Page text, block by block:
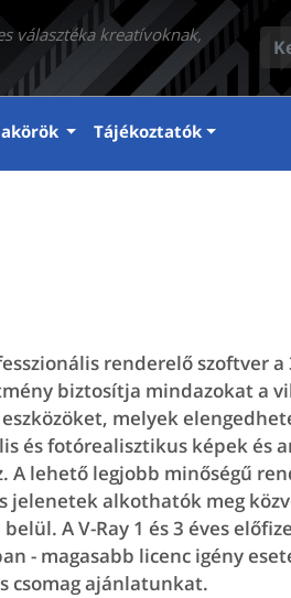
választéka kreatívoknak,
Tájékoztatók
renderelő szoftver a
biztosítja mindazokat a
melyek
és fotórealisztikus képek és
A lehető legjobb minőségű
jelenetek alkothatók meg
A V-Ray 1 és 3 éves
- magasabb licenc igény
csomag ajánlatunkat.